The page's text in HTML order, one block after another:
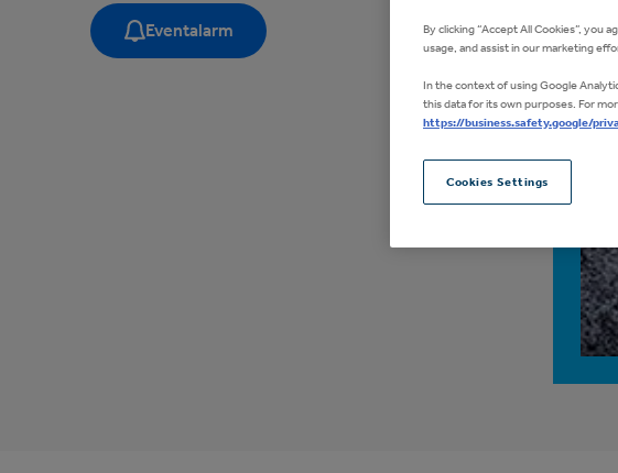
Eventalarm
By clicking “Accept All Cookies”, you
usage, and assist in our marketing
In the context of using Google
this data for its own purposes. For
https://business.safety.google/
Cookies Settings